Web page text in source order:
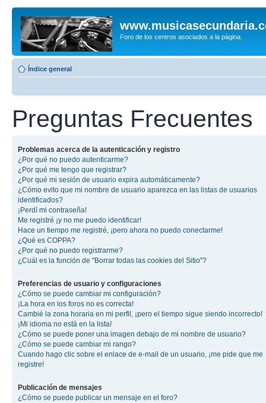
Foro de los centros asociados a la página.
Índice general
Preguntas Frecuentes
Problemas acerca de la autenticación y registro
¿Por qué no puedo autenticarme?
¿Por qué me tengo que registrar?
¿Por qué mi sesión de usuario expira automáticamente?
¿Cómo evito que mi nombre de usuario aparezca en las listas de usuarios
identificados?
¡Perdí mi contraseña!
Me registré ¡y no me puedo identificar!
Hace un tiempo me registré, ¡pero ahora no puedo conectarme!
¿Qué es COPPA?
¿Por qué no puedo registrarme?
¿Cuál es la función de "Borrar todas las cookies del Sitio"?
Preferencias de usuario y configuraciones
¿Cómo se puede cambiar mi configuración?
¡La hora en los foros no es correcta!
Cambié la zona horaria en mi perfil, ¡pero el tiempo sigue siendo incorrecto!
¡Mi idioma no está en la lista!
¿Cómo se puede poner una imagen debajo de mi nombre de usuario?
¿Cómo se puede cambiar mi rango?
Cuando hago clic sobre el enlace de e-mail de un usuario, ¡me pide que me
registre!
Publicación de mensajes
¿Cómo se puede publicar un mensaje en el foro?